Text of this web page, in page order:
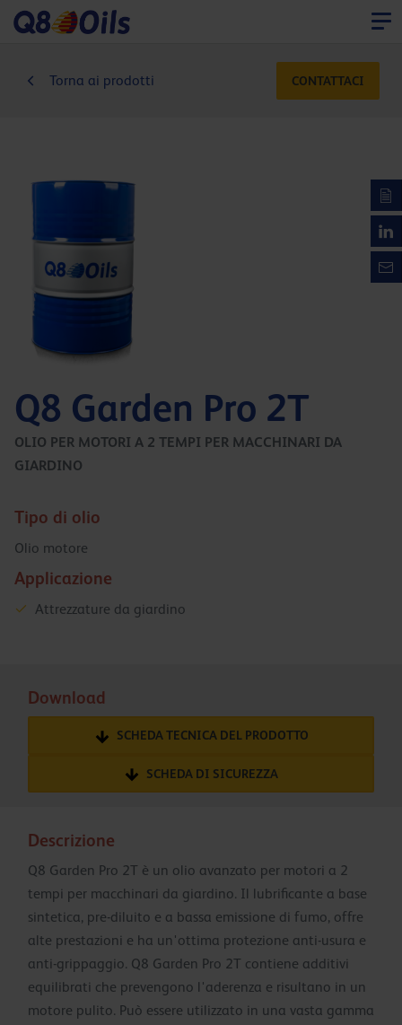
Torna ai prodotti CONTATTACI
Q8 Garden Pro 2T
OLIO PER MOTORI A 2 TEMPI PER MACCHINARI DA
GIARDINO
Tipo di olio
Olio motore
Applicazione
Attrezzature da giardino
Download
SCHEDA TECNICA DEL PRODOTTO
SCHEDA DI SICUREZZA
Descrizione
Q8 Garden Pro 2T è un olio avanzato per motori a 2
tempi per macchinari da giardino. Il lubrificante a base
sintetica, pre-diluito e a bassa emissione di fumo, offre
alte prestazioni e ha un'ottima protezione anti-usura e
anti-grippaggio. Q8 Garden Pro 2T contiene additivi
equilibrati che prevengono l'aderenza e risultano in un
motore pulito. Può essere utilizzato in una vasta gamma